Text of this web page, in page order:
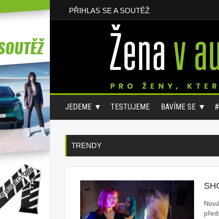
PŘIHLAS SE A SOUTĚŽ
JEDEME TESTUJEME BAVÍME SE
TRENDY